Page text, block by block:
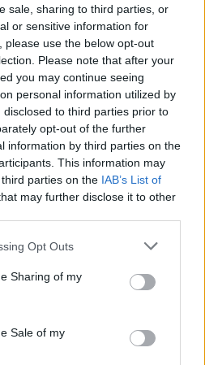
sale, sharing to third parties, or
or sensitive information for
please use the below opt-out
Please note that after your
you may continue seeing
personal information utilized by
to third parties prior to
opt-out of the further
information by third parties on the
This information may
parties on the IAB’s List of
may further disclose it to other
Opt Outs
Sharing of my
Sale of my